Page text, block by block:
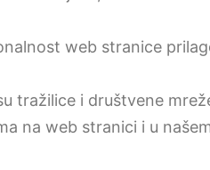
web stranice
tražilice i društvene
na web stranici i u